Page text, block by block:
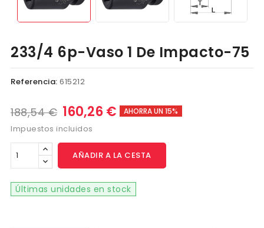
233/4 6p-Vaso 1 De Impacto-75
Referencia: 615212
188,54 € 160,26 € AHORRA UN 15%
Impuestos incluidos
AÑADIR A LA CESTA
Últimas unidades en stock